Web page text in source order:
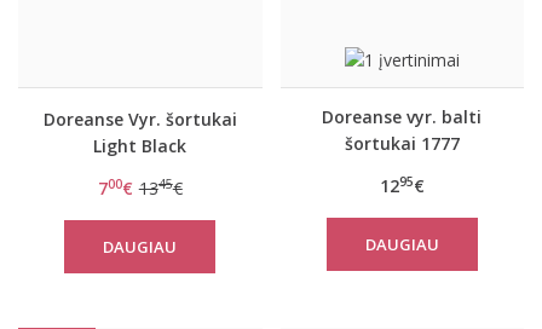
Doreanse Vyr. šortukai
Light Black
700€ 1345€
DAUGIAU
Doreanse vyr. balti
šortukai 1777
1295€
DAUGIAU